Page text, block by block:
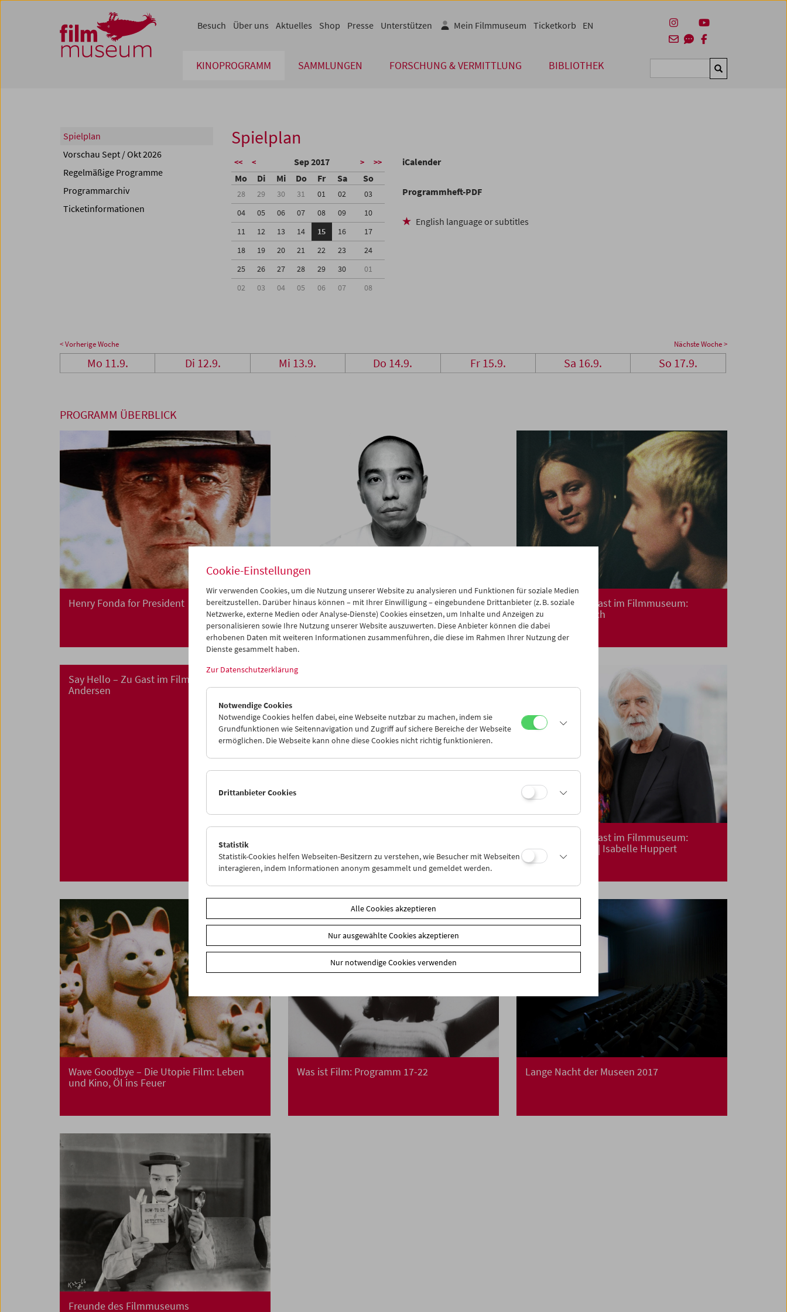
Zum Inhalt
Zum Hauptmenü
Zur Servicenavigation
Zum Suche
KINOPROGRAMM SAMMLUNGEN FORSCHUNG & VERMITTLUNG BIBLIOTHEK Suchen
Besuch Über uns Aktuelles Shop Presse Unterstützen Mein Filmmuseum Ticketkorb EN
Spielplan
Vorschau Sept / Okt 2026
Regelmäßige Programme
Programmarchiv
Ticketinformationen
Spielplan
<< < Sep 2017 > >>
Mo Di Mi Do Fr Sa So
28 29 30 31 01 02
03
04
05 06 07 08 09
10
11
12 13 14 15 16
17
18
19 20 21 22 23
24
25
26 27 28 29 30
01
02
03 04 05 06 07 08
iCalender
Programmheft-PDF
English language or subtitles
< Vorherige Woche Nächste Woche >
Mo 11.9. Di 12.9. Mi 13.9. Do 14.9. Fr 15.9. Sa 16.9. So 17.9.
PROGRAMM ÜBERBLICK
Henry Fonda for President
Say Hello – Zu Gast im Filmmuseum:
Apichatpong Weerasethakul
Say Hello – Zu Gast im Filmmuseum:
Valeska Grisebach
Say Hello – Zu Gast im Filmmuseum: Thom
Andersen
Say Hello – Zu Gast im Filmmuseum:
Michael Haneke | Isabelle Huppert
Wave Goodbye – Die Utopie Film: Leben
und Kino, Öl ins Feuer
Was ist Film: Programm 17-22 Lange Nacht der Museen 2017
Freunde des Filmmuseums
Cookie-Einstellungen
Wir verwenden Cookies, um die Nutzung unserer Website zu analysieren und Funktionen für soziale Medien
bereitzustellen. Darüber hinaus können – mit Ihrer Einwilligung – eingebundene Drittanbieter (z. B. soziale
Netzwerke, externe Medien oder Analyse-Dienste) Cookies einsetzen, um Inhalte und Anzeigen zu
personalisieren sowie Ihre Nutzung unserer Website auszuwerten. Diese Anbieter können die dabei
erhobenen Daten mit weiteren Informationen zusammenführen, die diese im Rahmen Ihrer Nutzung der
Dienste gesammelt haben.
Zur Datenschutzerklärung
Notwendige Cookies
Notwendige Cookies helfen dabei, eine Webseite nutzbar zu machen, indem sie
Grundfunktionen wie Seitennavigation und Zugriff auf sichere Bereiche der Webseite
ermöglichen. Die Webseite kann ohne diese Cookies nicht richtig funktionieren.
Drittanbieter Cookies
Statistik
Statistik-Cookies helfen Webseiten-Besitzern zu verstehen, wie Besucher mit Webseiten
interagieren, indem Informationen anonym gesammelt und gemeldet werden.
Alle Cookies akzeptieren
Nur ausgewählte Cookies akzeptieren
Nur notwendige Cookies verwenden